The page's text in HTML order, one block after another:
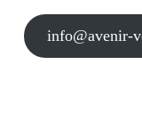
info@avenir-